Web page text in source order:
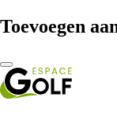
Toevoegen